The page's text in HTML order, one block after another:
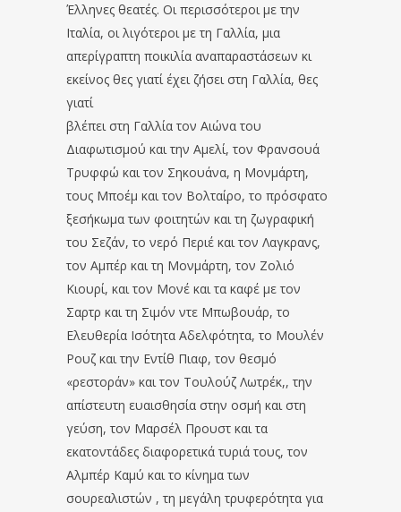
Έλληνες θεατές. Οι περισσότεροι με την
Ιταλία, οι λιγότεροι με τη Γαλλία, μια
απερίγραπτη ποικιλία αναπαραστάσεων κι
εκείνος θες γιατί έχει ζήσει στη Γαλλία, θες
γιατί
βλέπει στη Γαλλία τον Αιώνα του
Διαφωτισμού και την Αμελί, τον Φρανσουά
Τρυφφώ και τον Σηκουάνα, η Μονμάρτη,
τους Μποέμ και τον Βολταίρο, το πρόσφατο
ξεσήκωμα των φοιτητών και τη ζωγραφική
του Σεζάν, το νερό Περιέ και τον Λαγκρανς,
τον Αμπέρ και τη Μονμάρτη, τον Ζολιό
Κιουρί, και τον Μονέ και τα καφέ με τον
Σαρτρ και τη Σιμόν ντε Μπωβουάρ, το
Ελευθερία Ισότητα Αδελφότητα, το Μουλέν
Ρουζ και την Εντίθ Πιαφ, τον θεσμό
«ρεστοράν» και τον Τουλούζ Λωτρέκ,, την
απίστευτη ευαισθησία στην οσμή και στη
γεύση, τον Μαρσέλ Προυστ και τα
εκατοντάδες διαφορετικά τυριά τους, τον
Αλμπέρ Καμύ και το κίνημα των
σουρεαλιστών , τη μεγάλη τρυφερότητα για